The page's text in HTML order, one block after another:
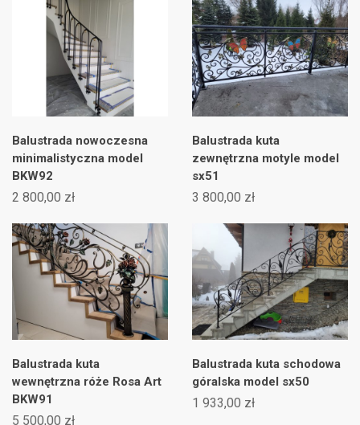
Dodaj do listy życzeń
×
((label))
((modalTitle)) ×
((confirmMessage))
×
Musisz być zalogowany by zapisać produkty na swojej
liście życzeń.
Balustrada nowoczesna
minimalistyczna model
BKW92
2 800,00 zł
Balustrada kuta
zewnętrzna motyle model
sx51
3 800,00 zł
Balustrada kuta
wewnętrzna róże Rosa Art
BKW91
5 500,00 zł
Balustrada kuta schodowa
góralska model sx50
1 933,00 zł